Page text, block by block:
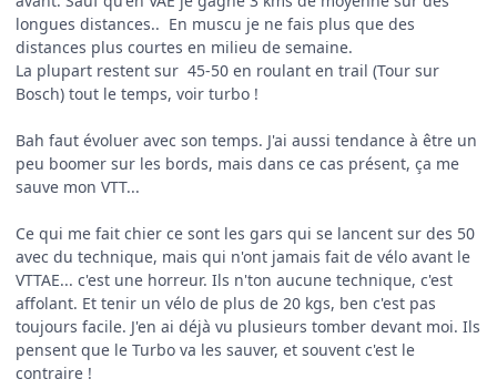
longues distances.. En muscu je ne fais plus que des
distances plus courtes en milieu de semaine.
La plupart restent sur 45-50 en roulant en trail (Tour sur
Bosch) tout le temps, voir turbo !
Bah faut évoluer avec son temps. J'ai aussi tendance à être un
peu boomer sur les bords, mais dans ce cas présent, ça me
sauve mon VTT...
Ce qui me fait chier ce sont les gars qui se lancent sur des 50
avec du technique, mais qui n'ont jamais fait de vélo avant le
VTTAE... c'est une horreur. Ils n'ton aucune technique, c'est
affolant. Et tenir un vélo de plus de 20 kgs, ben c'est pas
toujours facile. J'en ai déjà vu plusieurs tomber devant moi. Ils
pensent que le Turbo va les sauver, et souvent c'est le
contraire !